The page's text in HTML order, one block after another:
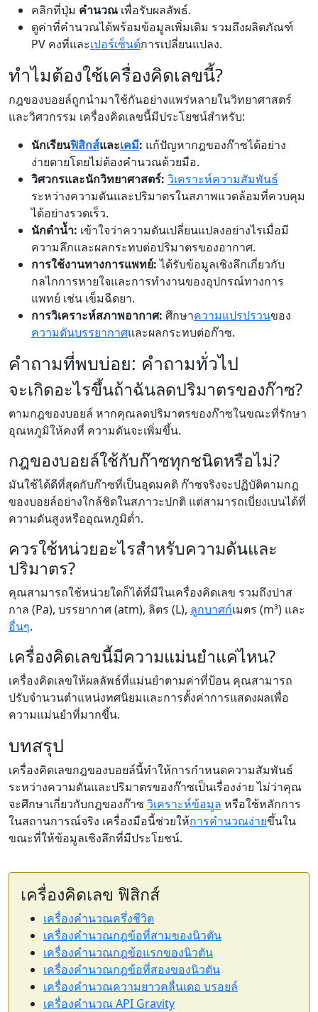
คลิกที่ปุ่ม คำนวณ เพื่อรับผลลัพธ์.
ดูค่าที่คำนวณได้พร้อมข้อมูลเพิ่มเติม รวมถึงผลิตภัณฑ์
PV คงที่และเปอร์เซ็นต์การเปลี่ยนแปลง.
ทำไมต้องใช้เครื่องคิดเลขนี้?
กฎของบอยล์ถูกนำมาใช้กันอย่างแพร่หลายในวิทยาศาสตร์
และวิศวกรรม เครื่องคิดเลขนี้มีประโยชน์สำหรับ:
นักเรียนฟิสิกส์และเคมี: แก้ปัญหากฎของก๊าซได้อย่าง
ง่ายดายโดยไม่ต้องคำนวณด้วยมือ.
วิศวกรและนักวิทยาศาสตร์: วิเคราะห์ความสัมพันธ์
ระหว่างความดันและปริมาตรในสภาพแวดล้อมที่ควบคุม
ได้อย่างรวดเร็ว.
นักดำน้ำ: เข้าใจว่าความดันเปลี่ยนแปลงอย่างไรเมื่อมี
ความลึกและผลกระทบต่อปริมาตรของอากาศ.
การใช้งานทางการแพทย์:ได้รับข้อมูลเชิงลึกเกี่ยวกับ
กลไกการหายใจและการทำงานของอุปกรณ์ทางการ
แพทย์ เช่น เข็มฉีดยา.
การวิเคราะห์สภาพอากาศ: ศึกษาความแปรปรวนของ
ความดันบรรยากาศและผลกระทบต่อก๊าซ.
คำถามที่พบบ่อย: คำถามทั่วไป
จะเกิดอะไรขึ้นถ้าฉันลดปริมาตรของก๊าซ?
ตามกฎของบอยล์ หากคุณลดปริมาตรของก๊าซในขณะที่รักษา
อุณหภูมิให้คงที่ ความดันจะเพิ่มขึ้น.
กฎของบอยล์ใช้กับก๊าซทุกชนิดหรือไม่?
มันใช้ได้ดีที่สุดกับก๊าซที่เป็นอุดมคติ ก๊าซจริงจะปฏิบัติตามกฎ
ของบอยล์อย่างใกล้ชิดในสภาวะปกติ แต่สามารถเบี่ยงเบนได้ที่
ความดันสูงหรืออุณหภูมิต่ำ.
ควรใช้หน่วยอะไรสำหรับความดันและ
ปริมาตร?
คุณสามารถใช้หน่วยใดก็ได้ที่มีในเครื่องคิดเลข รวมถึงปาส
กาล (Pa), บรรยากาศ (atm), ลิตร (L), ลูกบาศก์เมตร (m³) และ
อื่นๆ.
เครื่องคิดเลขนี้มีความแม่นยำแค่ไหน?
เครื่องคิดเลขให้ผลลัพธ์ที่แม่นยำตามค่าที่ป้อน คุณสามารถ
ปรับจำนวนตำแหน่งทศนิยมและการตั้งค่าการแสดงผลเพื่อ
ความแม่นยำที่มากขึ้น.
บทสรุป
เครื่องคิดเลขกฎของบอยล์นี้ทำให้การกำหนดความสัมพันธ์
ระหว่างความดันและปริมาตรของก๊าซเป็นเรื่องง่าย ไม่ว่าคุณ
จะศึกษาเกี่ยวกับกฎของก๊าซ วิเคราะห์ข้อมูล หรือใช้หลักการ
ในสถานการณ์จริง เครื่องมือนี้ช่วยให้การคำนวณง่ายขึ้นใน
ขณะที่ให้ข้อมูลเชิงลึกที่มีประโยชน์.
เครื่องคิดเลข ฟิสิกส์
เครื่องคำนวณครึ่งชีวิต
เครื่องคำนวณกฎข้อที่สามของนิวตัน
เครื่องคำนวณกฎข้อแรกของนิวตัน
เครื่องคำนวณกฎข้อที่สองของนิวตัน
เครื่องคำนวณความยาวคลื่นเดอ บรอยล์
เครื่องคำนวณ API Gravity